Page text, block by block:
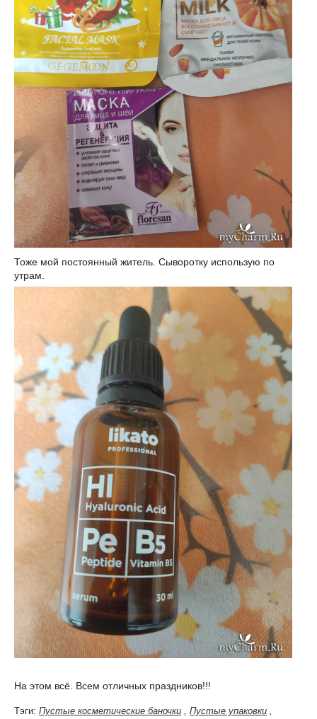
Тоже мой постоянный житель. Сыворотку использую по
утрам.
На этом всё. Всем отличных праздников!!!
Тэги: Пустые косметические баночки , Пустые упаковки ,